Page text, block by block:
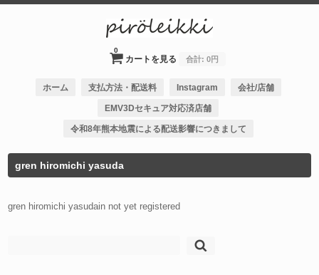
カートを見る
0
合計: 0円
ホーム 支払方法・配送料 Instagram 会社/店舗
EMV3Dセキュア対応済店舗
令和8年熊本地震による配送影響につきまして
gren hiromichi yasuda
gren hiromichi yasudain not yet registered